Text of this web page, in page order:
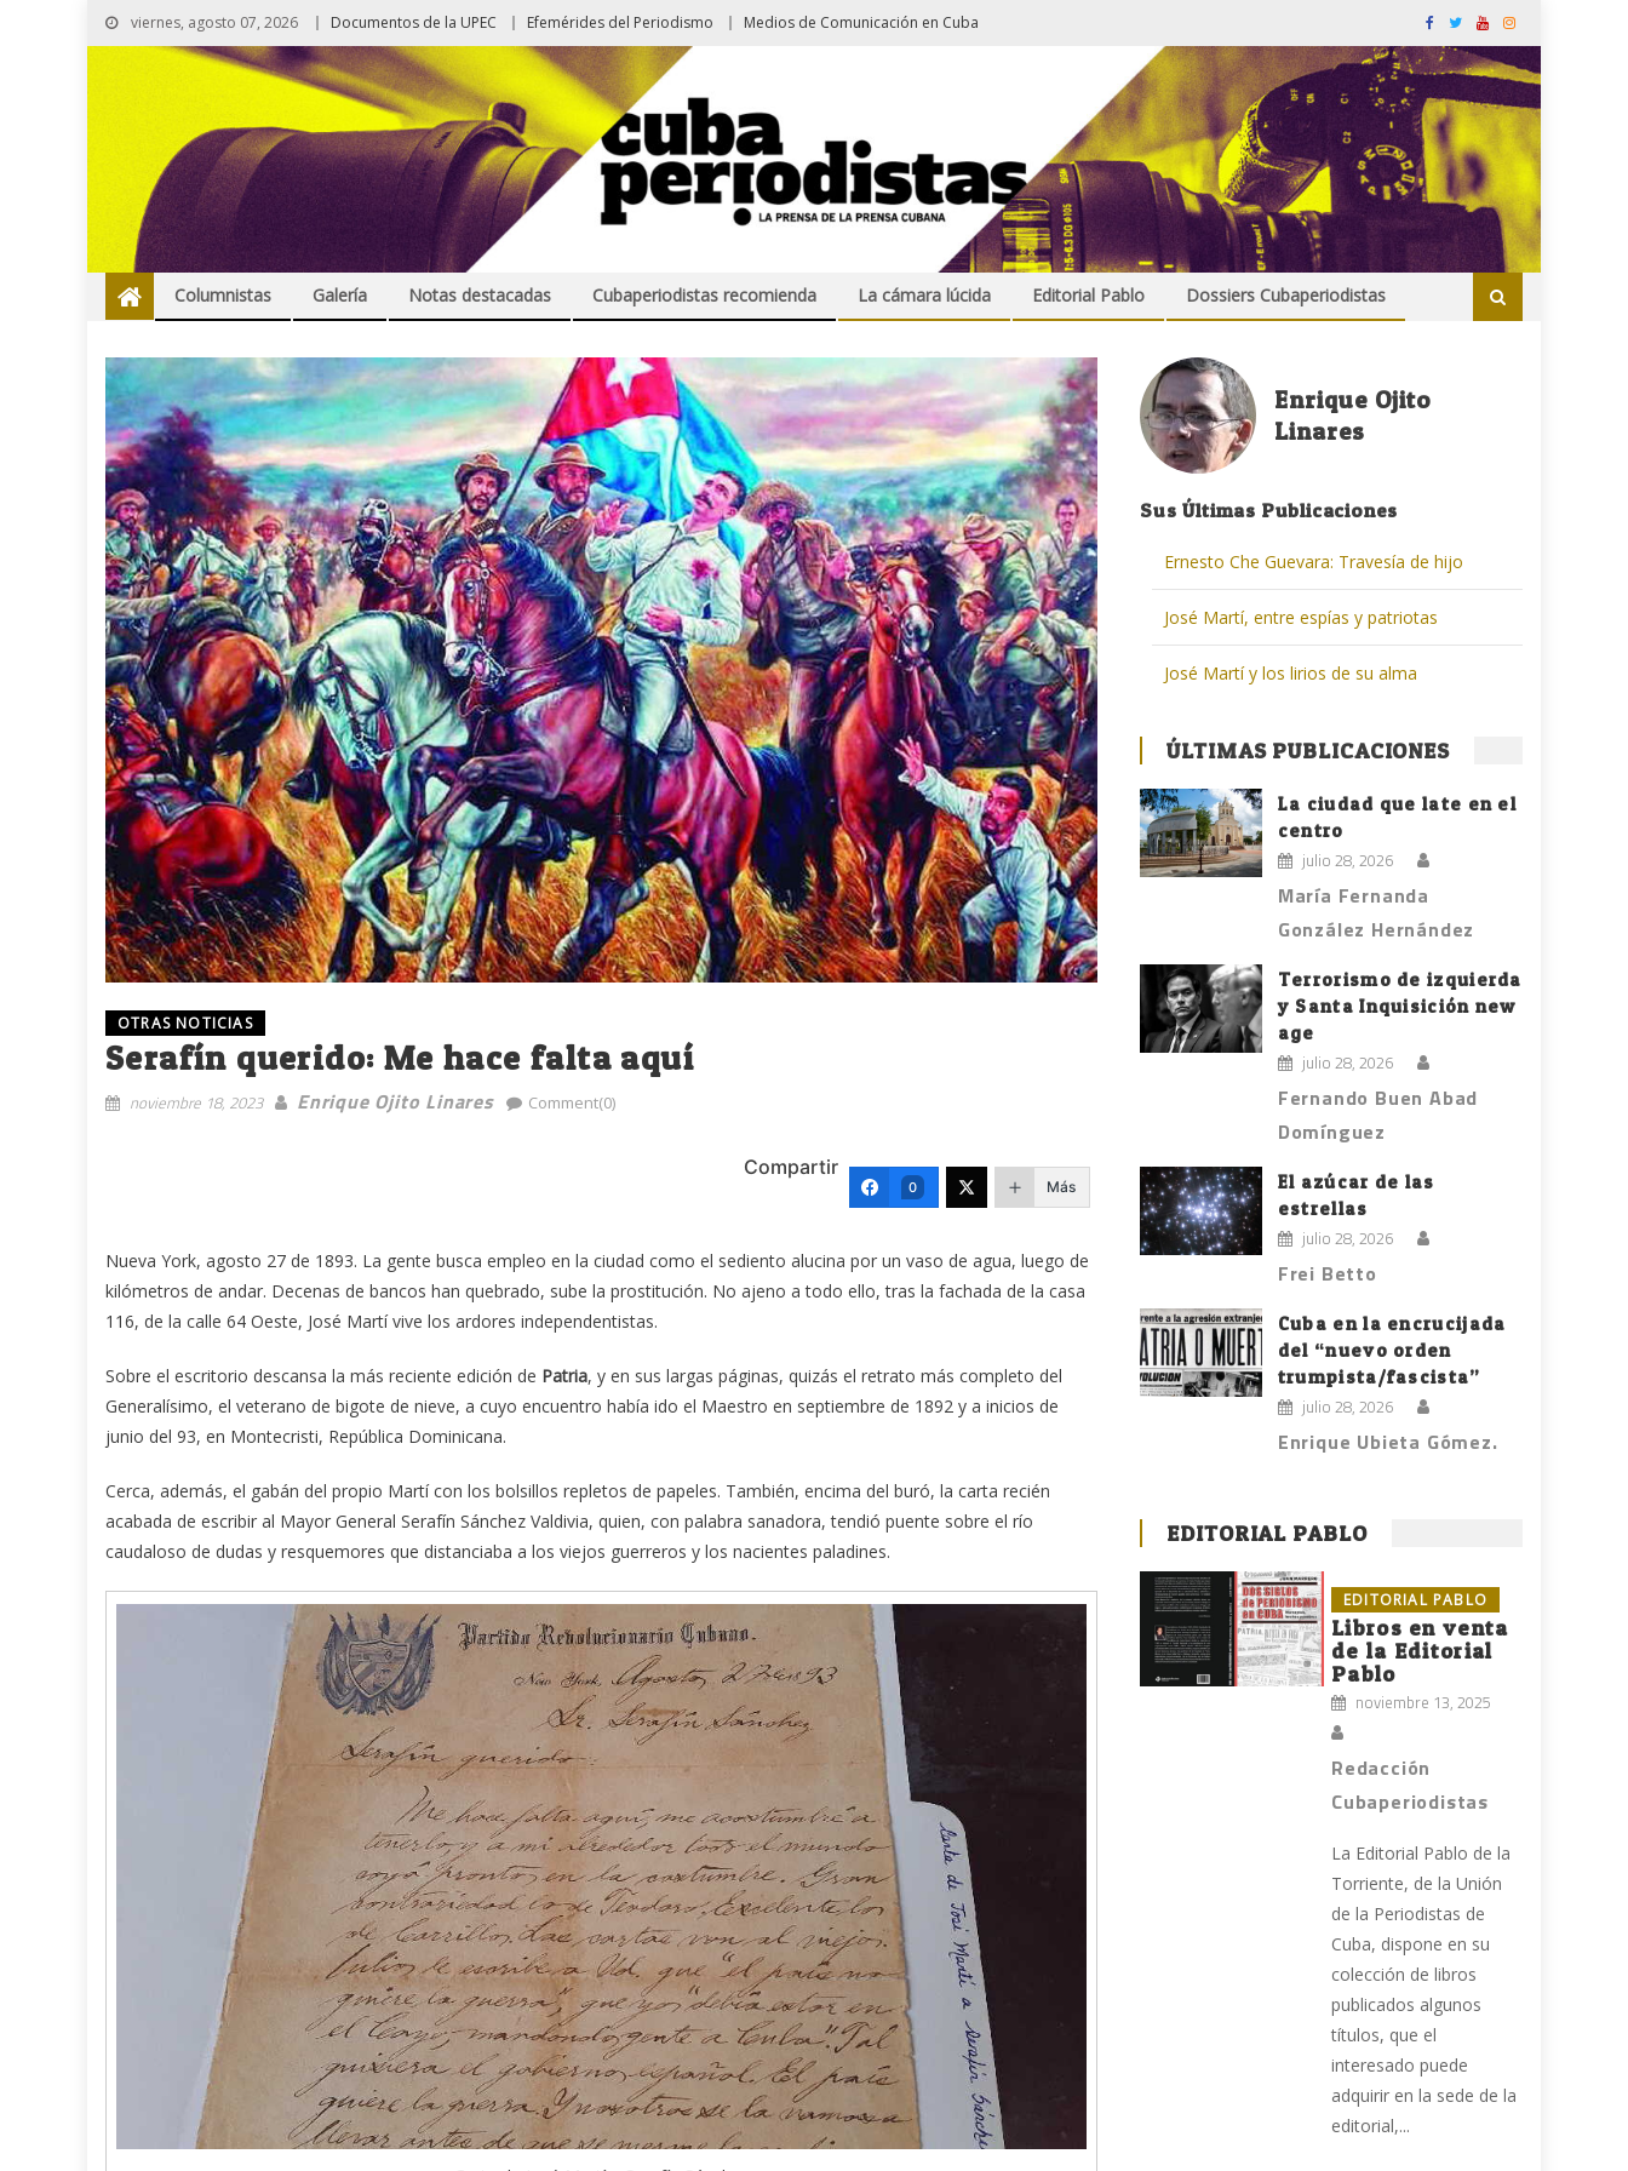
viernes, agosto 07, 2026 Documentos de la UPEC Efemérides del Periodismo Medios de Comunicación en Cuba
Columnistas Galería Notas destacadas Cubaperiodistas recomienda La cámara lúcida Editorial Pablo Dossiers Cubaperiodistas
OTRAS NOTICIAS
Serafín querido: Me hace falta aquí
noviembre 18, 2023 Enrique Ojito Linares Comment(0)
Compartir
0 Más
Nueva York, agosto 27 de 1893. La gente busca empleo en la ciudad como el sediento alucina por un vaso de agua, luego de
kilómetros de andar. Decenas de bancos han quebrado, sube la prostitución. No ajeno a todo ello, tras la fachada de la casa
116, de la calle 64 Oeste, José Martí vive los ardores independentistas.
Sobre el escritorio descansa la más reciente edición de Patria, y en sus largas páginas, quizás el retrato más completo del
Generalísimo, el veterano de bigote de nieve, a cuyo encuentro había ido el Maestro en septiembre de 1892 y a inicios de
junio del 93, en Montecristi, República Dominicana.
Cerca, además, el gabán del propio Martí con los bolsillos repletos de papeles. También, encima del buró, la carta recién
acabada de escribir al Mayor General Serafín Sánchez Valdivia, quien, con palabra sanadora, tendió puente sobre el río
caudaloso de dudas y resquemores que distanciaba a los viejos guerreros y los nacientes paladines.
Enrique Ojito
Linares
Sus Últimas Publicaciones
Ernesto Che Guevara: Travesía de hijo
José Martí, entre espías y patriotas
José Martí y los lirios de su alma
ÚLTIMAS PUBLICACIONES
La ciudad que late en el
centro
julio 28, 2026
María Fernanda
González Hernández
Terrorismo de izquierda
y Santa Inquisición new
age
julio 28, 2026
Fernando Buen Abad
Domínguez
El azúcar de las
estrellas
julio 28, 2026
Frei Betto
Cuba en la encrucijada
del “nuevo orden
trumpista/fascista”
julio 28, 2026
Enrique Ubieta Gómez.
EDITORIAL PABLO
EDITORIAL PABLO
Libros en venta
de la Editorial
Pablo
noviembre 13, 2025
Redacción
Cubaperiodistas
La Editorial Pablo de la
Torriente, de la Unión
de la Periodistas de
Cuba, dispone en su
colección de libros
publicados algunos
títulos, que el
interesado puede
adquirir en la sede de la
editorial,...